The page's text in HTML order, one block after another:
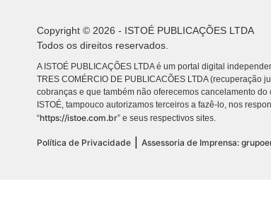
Copyright © 2026 - ISTOÉ PUBLICAÇÕES LTDA
Todos os direitos reservados.
A ISTOÉ PUBLICAÇÕES LTDA é um portal digital
TRES COMÉRCIO DE PUBLICACÕES LTDA (recuperação
cobranças e que também não oferecemos cancelamento
ISTOÉ, tampouco autorizamos terceiros a fazê-lo, nos
“https://istoe.com.br” e seus respectivos sites.
Política de Privacidade Assessoria de Imprensa: